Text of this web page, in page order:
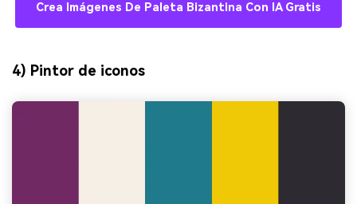
Crea Imágenes De Paleta Bizantina Con IA Gratis
4) Pintor de iconos